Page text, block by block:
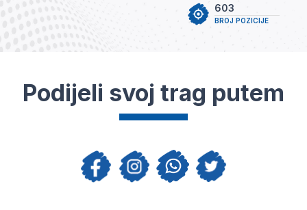
BROJ POZICIJE
603
Podijeli svoj trag putem